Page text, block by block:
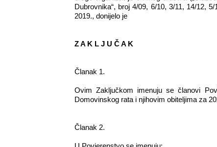
Dubrovnika“, broj 4/09, 6/10, 3/11, 14/12,
2019., donijelo je
Z A K L J U Č A K
Članak 1.
Ovim Zaključkom imenuju se članovi
Domovinskog rata i njihovim obiteljima za
Članak 2.